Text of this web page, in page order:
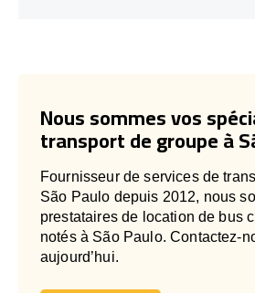
Nous sommes vos
transport de groupe à
Fournisseur de services de
São Paulo depuis 2012, nous
prestataires de location de bus
notés à São Paulo. Contactez-
aujourd’hui.